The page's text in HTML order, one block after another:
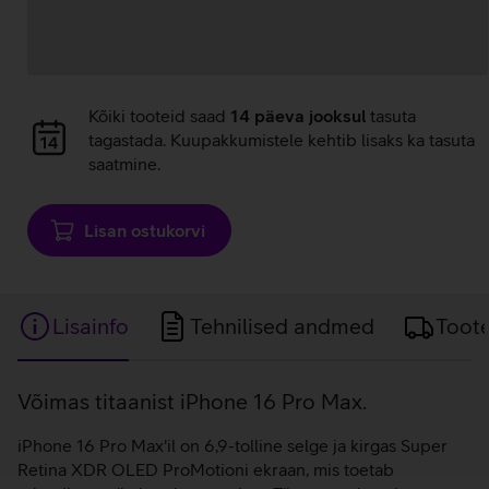
Andmete
laadimine
Kõiki tooteid saad 14 päeva jooksul tasuta
tagastada. Kuupakkumistele kehtib lisaks ka tasuta
saatmine.
Lisan ostukorvi
Lisainfo Tehnilised andmed
Lisainfo
Võimas titaanist iPhone 16 Pro Max.
iPhone 16 Pro Max'il on 6,9-tolline selge ja kirgas Super
Retina XDR OLED ProMotioni ekraan, mis toetab